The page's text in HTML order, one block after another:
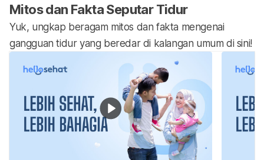
Mitos dan Fakta Seputar Tidur
Yuk, ungkap beragam mitos dan fakta mengenai
gangguan tidur yang beredar di kalangan umum di sini!